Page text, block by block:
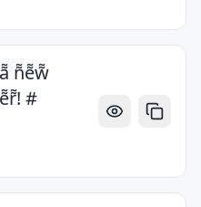
n͌e͌w͌
#